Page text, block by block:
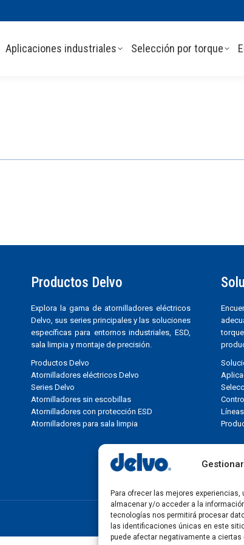
Para ofrecer las mejores
almacenar y/o acceder a la
tecnologías nos permitirá procesar
las identificaciones únicas en este
puede afectar negativamente a
Aplicaciones industriales Selección por torque
Productos Delvo
Explora la gama de atornilladores eléctricos
Delvo, sus series principales y las soluciones
específicas para entornos industriales, ESD,
sala limpia y montaje de precisión.
Productos Delvo
Atornilladores eléctricos Delvo
Series Delvo
Atornilladores sin escobillas
Atornilladores con protección ESD
Atornilladores para sala limpia